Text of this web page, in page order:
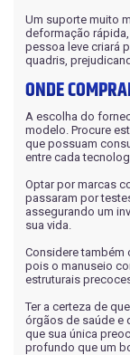
Um suporte muito
deformação
pessoa leve criará
quadris,
ONDE
A escolha do
modelo. Procure
que possuam
entre cada
Optar por marcas
passaram por
assegurando um
sua vida.
Considere também
pois o manuseio
estruturais
Ter a certeza de
órgãos de saúde e
que sua única
profundo que um